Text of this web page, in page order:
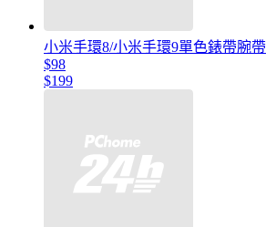
小米手環8/小米手環9單色錶帶腕帶
$98
$199